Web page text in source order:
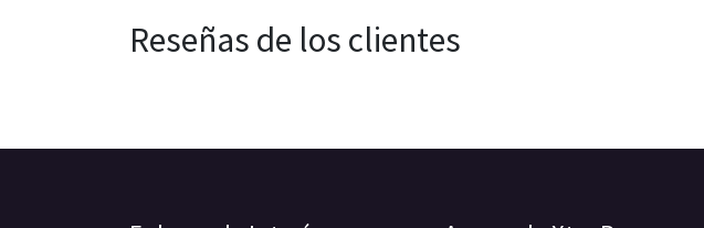
Reseñas de los clientes